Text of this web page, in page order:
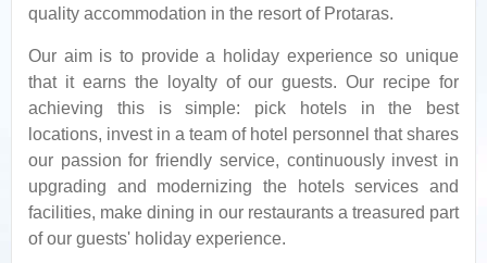
quality accommodation in the resort of Protaras.
Our aim is to provide a holiday experience so unique
that it earns the loyalty of our guests. Our recipe for
achieving this is simple: pick hotels in the best
locations, invest in a team of hotel personnel that shares
our passion for friendly service, continuously invest in
upgrading and modernizing the hotels services and
facilities, make dining in our restaurants a treasured part
of our guests' holiday experience.